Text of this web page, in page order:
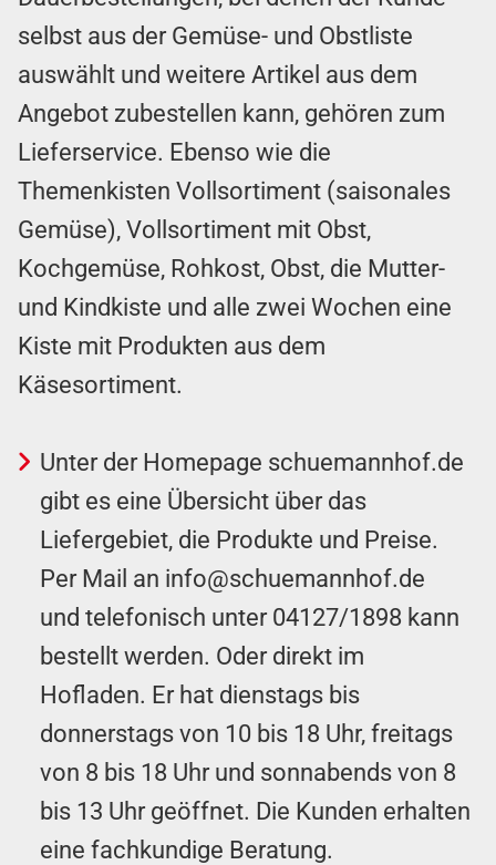
selbst aus der Gemüse- und Obstliste
auswählt und weitere Artikel aus dem
Angebot zubestellen kann, gehören zum
Lieferservice. Ebenso wie die
Themenkisten Vollsortiment (saisonales
Gemüse), Vollsortiment mit Obst,
Kochgemüse, Rohkost, Obst, die Mutter-
und Kindkiste und alle zwei Wochen eine
Kiste mit Produkten aus dem
Käsesortiment.
Unter der Homepage schuemannhof.de
gibt es eine Übersicht über das
Liefergebiet, die Produkte und Preise.
Per Mail an info@schuemannhof.de
und telefonisch unter 04127/1898 kann
bestellt werden. Oder direkt im
Hofladen. Er hat dienstags bis
donnerstags von 10 bis 18 Uhr, freitags
von 8 bis 18 Uhr und sonnabends von 8
bis 13 Uhr geöffnet. Die Kunden erhalten
eine fachkundige Beratung.